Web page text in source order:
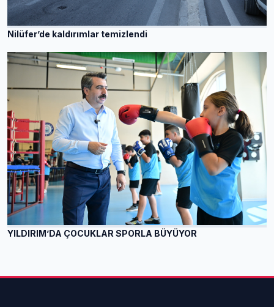
Nilüfer’de kaldırımlar temizlendi
YILDIRIM’DA ÇOCUKLAR SPORLA BÜYÜYOR